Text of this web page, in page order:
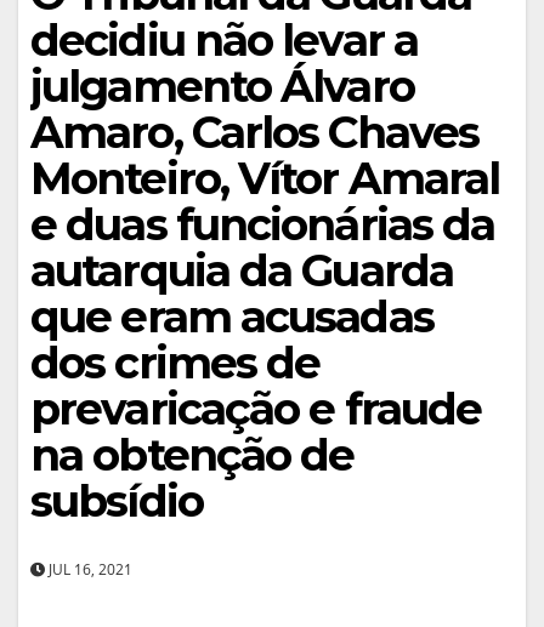
decidiu não levar a
julgamento Álvaro
Amaro, Carlos Chaves
Monteiro, Vítor Amaral
e duas funcionárias da
autarquia da Guarda
que eram acusadas
dos crimes de
prevaricação e fraude
na obtenção de
subsídio
JUL 16, 2021